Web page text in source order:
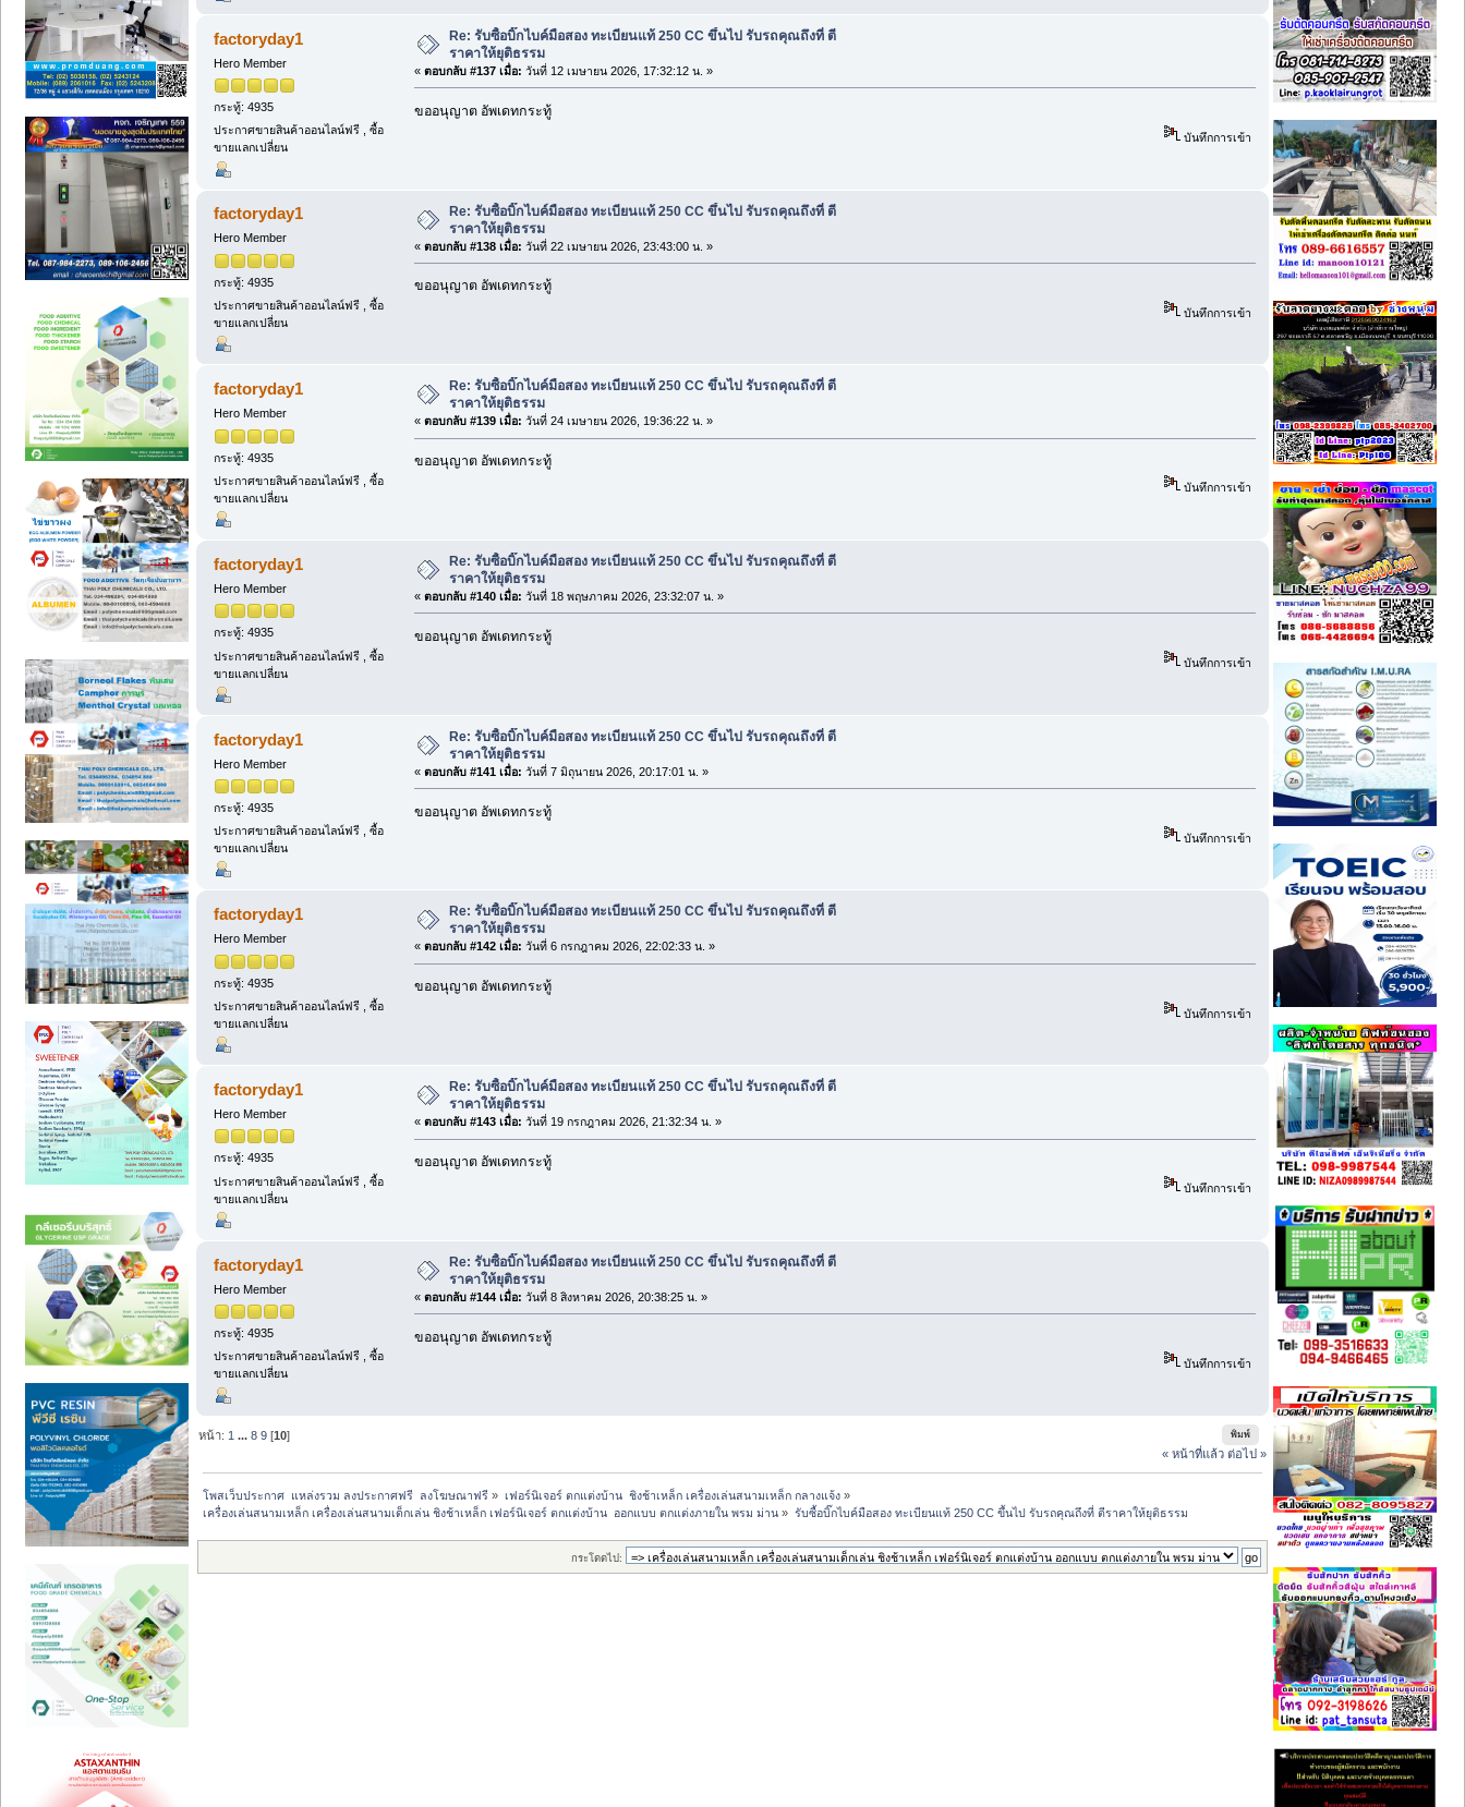
factoryday1
Hero Member
กระทู้: 4935
ประกาศขายสินค้าออนไลน์ฟรี , ซื้อ
ขายแลกเปลี่ยน
Re: รับซื้อบิ๊กไบค์มือสอง ทะเบียนแท้ 250 CC ขึ้นไป รับรถคุณถึงที่ ตี
ราคาให้ยุติธรรม
« ตอบกลับ #137 เมื่อ: วันที่ 12 เมษายน 2026, 17:32:12 น. »
ขออนุญาต อัพเดทกระทู้
บันทึกการเข้า
factoryday1
Hero Member
กระทู้: 4935
ประกาศขายสินค้าออนไลน์ฟรี , ซื้อ
ขายแลกเปลี่ยน
Re: รับซื้อบิ๊กไบค์มือสอง ทะเบียนแท้ 250 CC ขึ้นไป รับรถคุณถึงที่ ตี
ราคาให้ยุติธรรม
« ตอบกลับ #138 เมื่อ: วันที่ 22 เมษายน 2026, 23:43:00 น. »
ขออนุญาต อัพเดทกระทู้
บันทึกการเข้า
factoryday1
Hero Member
กระทู้: 4935
ประกาศขายสินค้าออนไลน์ฟรี , ซื้อ
ขายแลกเปลี่ยน
Re: รับซื้อบิ๊กไบค์มือสอง ทะเบียนแท้ 250 CC ขึ้นไป รับรถคุณถึงที่ ตี
ราคาให้ยุติธรรม
« ตอบกลับ #139 เมื่อ: วันที่ 24 เมษายน 2026, 19:36:22 น. »
ขออนุญาต อัพเดทกระทู้
บันทึกการเข้า
factoryday1
Hero Member
กระทู้: 4935
ประกาศขายสินค้าออนไลน์ฟรี , ซื้อ
ขายแลกเปลี่ยน
Re: รับซื้อบิ๊กไบค์มือสอง ทะเบียนแท้ 250 CC ขึ้นไป รับรถคุณถึงที่ ตี
ราคาให้ยุติธรรม
« ตอบกลับ #140 เมื่อ: วันที่ 18 พฤษภาคม 2026, 23:32:07 น. »
ขออนุญาต อัพเดทกระทู้
บันทึกการเข้า
factoryday1
Hero Member
กระทู้: 4935
ประกาศขายสินค้าออนไลน์ฟรี , ซื้อ
ขายแลกเปลี่ยน
Re: รับซื้อบิ๊กไบค์มือสอง ทะเบียนแท้ 250 CC ขึ้นไป รับรถคุณถึงที่ ตี
ราคาให้ยุติธรรม
« ตอบกลับ #141 เมื่อ: วันที่ 7 มิถุนายน 2026, 20:17:01 น. »
ขออนุญาต อัพเดทกระทู้
บันทึกการเข้า
factoryday1
Hero Member
กระทู้: 4935
ประกาศขายสินค้าออนไลน์ฟรี , ซื้อ
ขายแลกเปลี่ยน
Re: รับซื้อบิ๊กไบค์มือสอง ทะเบียนแท้ 250 CC ขึ้นไป รับรถคุณถึงที่ ตี
ราคาให้ยุติธรรม
« ตอบกลับ #142 เมื่อ: วันที่ 6 กรกฎาคม 2026, 22:02:33 น. »
ขออนุญาต อัพเดทกระทู้
บันทึกการเข้า
factoryday1
Hero Member
กระทู้: 4935
ประกาศขายสินค้าออนไลน์ฟรี , ซื้อ
ขายแลกเปลี่ยน
Re: รับซื้อบิ๊กไบค์มือสอง ทะเบียนแท้ 250 CC ขึ้นไป รับรถคุณถึงที่ ตี
ราคาให้ยุติธรรม
« ตอบกลับ #143 เมื่อ: วันที่ 19 กรกฎาคม 2026, 21:32:34 น. »
ขออนุญาต อัพเดทกระทู้
บันทึกการเข้า
factoryday1
Hero Member
กระทู้: 4935
ประกาศขายสินค้าออนไลน์ฟรี , ซื้อ
ขายแลกเปลี่ยน
Re: รับซื้อบิ๊กไบค์มือสอง ทะเบียนแท้ 250 CC ขึ้นไป รับรถคุณถึงที่ ตี
ราคาให้ยุติธรรม
« ตอบกลับ #144 เมื่อ: วันที่ 8 สิงหาคม 2026, 20:38:25 น. »
ขออนุญาต อัพเดทกระทู้
บันทึกการเข้า
พิมพ์
หน้า: 1 ...8 9 [10]
« หน้าที่แล้ว ต่อไป »
โพสเว็บประกาศ  แหล่งรวม ลงประกาศฟรี  ลงโฆษณาฟรี » เฟอร์นิเจอร์ ตกแต่งบ้าน  ชิงช้าเหล็ก เครื่องเล่นสนามเหล็ก กลางแจ้ง»
เครื่องเล่นสนามเหล็ก เครื่องเล่นสนามเด็กเล่น ชิงช้าเหล็ก เฟอร์นิเจอร์ ตกแต่งบ้าน  ออกแบบ ตกแต่งภายใน พรม ม่าน » รับซื้อบิ๊กไบค์มือสอง ทะเบียนแท้ 250 CC ขึ้นไป รับรถคุณถึงที่ ตีราคาให้ยุติธรรม
กระโดดไป: